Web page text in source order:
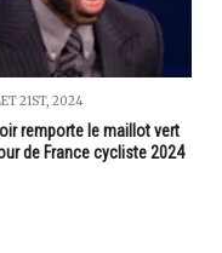
21ST, 2024
remporte le maillot vert
de France cycliste 2024